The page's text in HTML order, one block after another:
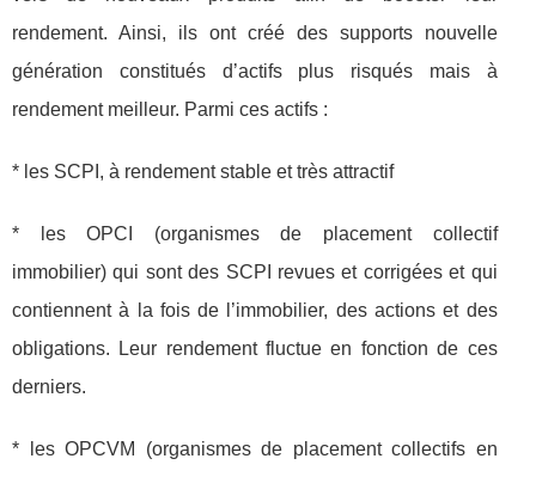
rendement. Ainsi, ils ont créé des supports nouvelle
génération constitués d’actifs plus risqués mais à
rendement meilleur. Parmi ces actifs :
* les SCPI, à rendement stable et très attractif
* les OPCI (organismes de placement collectif
immobilier) qui sont des SCPI revues et corrigées et qui
contiennent à la fois de l’immobilier, des actions et des
obligations. Leur rendement fluctue en fonction de ces
derniers.
* les OPCVM (organismes de placement collectifs en